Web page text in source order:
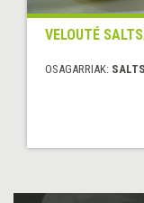
VELOUTÉ
OSAGARRIAK: